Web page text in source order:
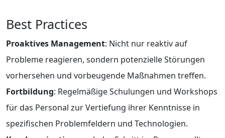
Best Practices
Proaktives Management: Nicht nur reaktiv auf
Probleme reagieren, sondern potenzielle Störungen
vorhersehen und vorbeugende Maßnahmen treffen.
Fortbildung: Regelmäßige Schulungen und Workshops
für das Personal zur Vertiefung ihrer Kenntnisse in
spezifischen Problemfeldern und Technologien.